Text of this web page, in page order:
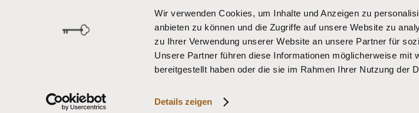
Wir verwenden Cookies, um Inhalte und Anzeigen zu
anbieten zu können und die Zugriffe auf unsere Website zu
zu Ihrer Verwendung unserer Website an unsere Partner für
Unsere Partner führen diese Informationen möglicherweise mit
bereitgestellt haben oder die sie im Rahmen Ihrer Nutzung der
Details zeigen
gern von Montag bis Freitag von
09.00 Uhr bis 17.00 Uhr zur